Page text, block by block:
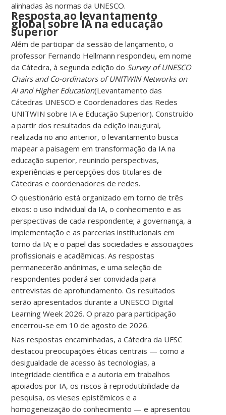
alinhadas às normas da UNESCO.
Resposta ao levantamento
global sobre IA na educação
superior
Além de participar da sessão de lançamento, o
professor Fernando Hellmann respondeu, em nome
da Cátedra, à segunda edição do Survey of UNESCO
Chairs and Co-ordinators of UNITWIN Networks on
AI and Higher Education(Levantamento das
Cátedras UNESCO e Coordenadores das Redes
UNITWIN sobre IA e Educação Superior). Construído
a partir dos resultados da edição inaugural,
realizada no ano anterior, o levantamento busca
mapear a paisagem em transformação da IA na
educação superior, reunindo perspectivas,
experiências e percepções dos titulares de
Cátedras e coordenadores de redes.
O questionário está organizado em torno de três
eixos: o uso individual da IA, o conhecimento e as
perspectivas de cada respondente; a governança, a
implementação e as parcerias institucionais em
torno da IA; e o papel das sociedades e associações
profissionais e acadêmicas. As respostas
permanecerão anônimas, e uma seleção de
respondentes poderá ser convidada para
entrevistas de aprofundamento. Os resultados
serão apresentados durante a UNESCO Digital
Learning Week 2026. O prazo para participação
encerrou-se em 10 de agosto de 2026.
Nas respostas encaminhadas, a Cátedra da UFSC
destacou preocupações éticas centrais — como a
desigualdade de acesso às tecnologias, a
integridade científica e a autoria em trabalhos
apoiados por IA, os riscos à reprodutibilidade da
pesquisa, os vieses epistêmicos e a
homogeneização do conhecimento — e apresentou